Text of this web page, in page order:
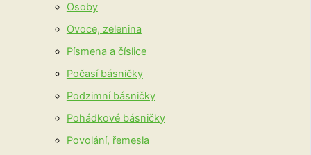
Osoby
Ovoce, zelenina
Písmena a číslice
Počasí básničky
Podzimní básničky
Pohádkové básničky
Povolání, řemesla